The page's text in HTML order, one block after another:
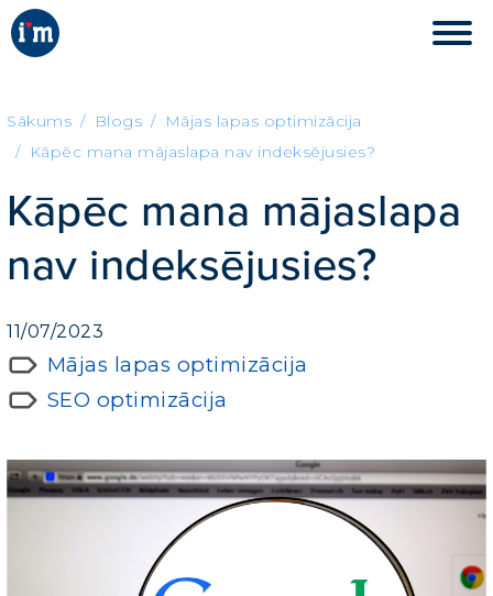
Sākums Blogs
Mājas lapas optimizācija
Kāpēc mana mājaslapa nav indeksējusies?
Kāpēc mana mājaslapa
nav indeksējusies?
11/07/2023
Mājas lapas optimizācija
SEO optimizācija